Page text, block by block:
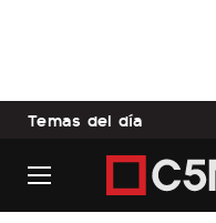
Temas del día